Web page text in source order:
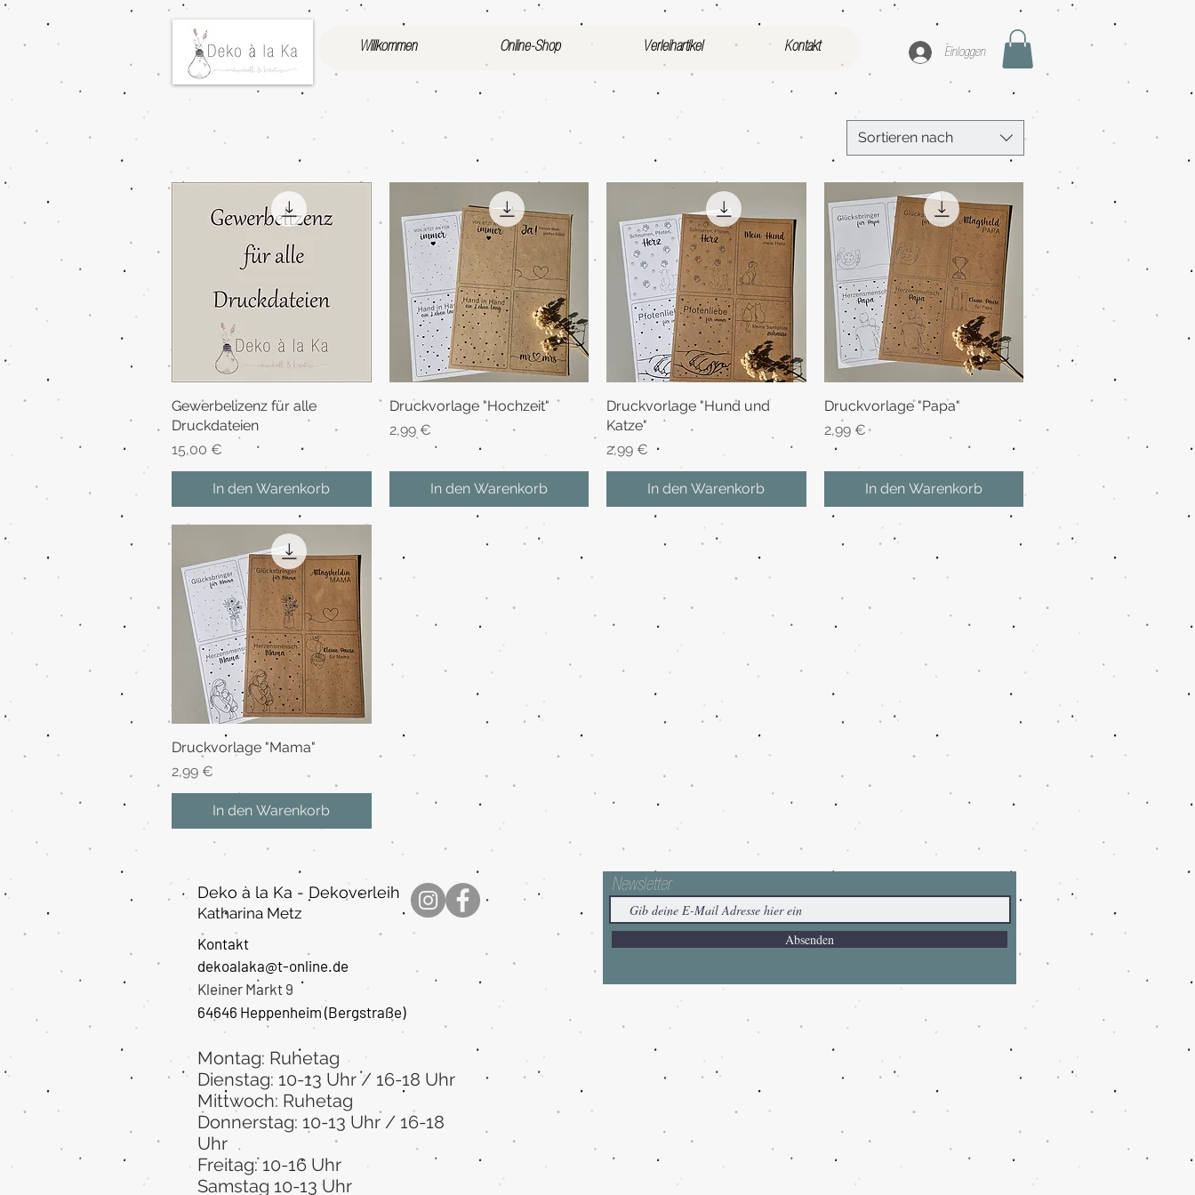
Willkommen Online-Shop Verleihartikel Kontakt Einloggen
Sortieren nach
Schnellansicht
Gewerbelizenz für alle
Druckdateien
Preis
15,00 €
In den Warenkorb
Schnellansicht
Druckvorlage "Hochzeit"
Preis
2,99 €
In den Warenkorb
Schnellansicht
Druckvorlage "Hund und
Katze"
Preis
2,99 €
In den Warenkorb
Schnellansicht
Druckvorlage "Papa"
Preis
2,99 €
In den Warenkorb
Schnellansicht
Druckvorlage "Mama"
Preis
2,99 €
In den Warenkorb
Deko à la Ka - Dekoverleih
Katharina Metz
Kontakt
dekoalaka@t-online.de
Kleiner Markt 9
64646 Heppenheim(Bergstraße)
Montag: Ruhetag
Dienstag: 10-13 Uhr / 16-18 Uhr
Mittwoch: Ruhetag
Donnerstag: 10-13 Uhr / 16-18
Uhr
Freitag: 10-16 Uhr
Samstag 10-13 Uhr
Newsletter
Absenden